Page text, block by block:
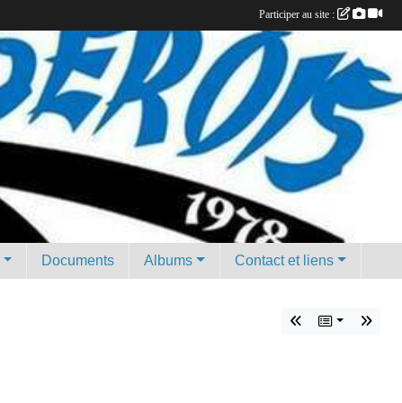
Documents Albums Contact et liens
Participer au site :